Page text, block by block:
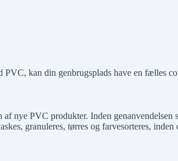
PVC, kan din genbrugsplads have en fælles
nye PVC produkter. Inden genanvendelsen
granuleres, tørres og farvesorteres,